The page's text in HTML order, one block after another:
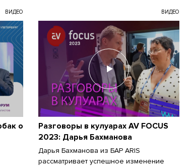
ВИДЕО
о
ВИДЕО
Разговоры в кулуарах AV FOCUS
2023: Дарья Бахманова
Дарья Бахманова из БАР ARIS
рассматривает успешное изменение